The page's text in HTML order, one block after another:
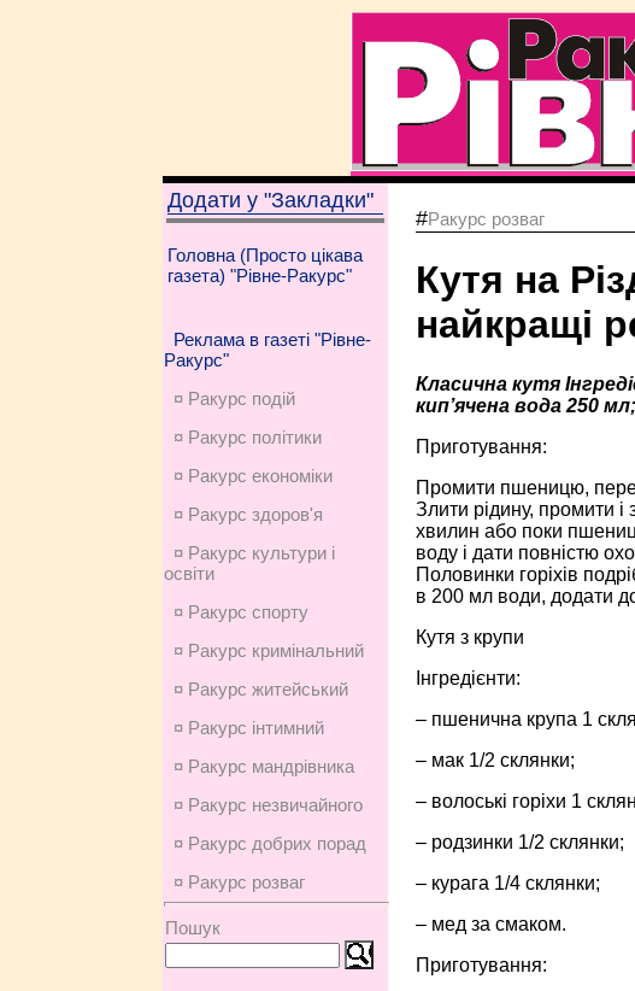
Додати у "Закладки"
Головна (Просто цікава
газета) "Рівне-Ракурс"
Реклама в газеті "Рівне-
Ракурс"
¤ Ракурс подій
¤ Ракурс політики
¤ Ракурс економiки
¤ Ракурс здоров'я
¤ Ракурс культури і
освіти
¤ Ракурс спорту
¤ Ракурс кримінальний
¤ Ракурс житейський
¤ Ракурс інтимний
¤ Ракурс мандрівника
¤ Ракурс незвичайного
¤ Ракурс добрих порад
¤ Ракурс розваг
Пошук
#Ракурс розваг
Кутя на
нaйкращі
Класична кутя
кип’ячена вода 250
Приготування:
Промити пшеницю,
Злити рідину, промити
хвилин або поки
воду і дати повністю
Половинки горіхів
в 200 мл води, додати
Кутя з крупи
Інгредієнти:
– пшенична крупа 1
– мак 1/2 склянки;
– волоські горіхи 1
– родзинки 1/2 склянки;
– курага 1/4 склянки;
– мед за смаком.
Приготування: